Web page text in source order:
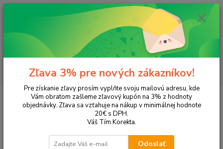
Hľadať
ks
za 0,00 EUR
Tonery a náplne do tlačiarní Canon i-Sensys MF 4580
i-Sensys MF 4580
Upresniť parametre
Zľava 3% pre nových zákazníkov!
Pre získanie zľavy prosím vyplňte svoju mailovú adresu, kde
Vám obratom zašleme zľavový kupón na 3% z hodnoty
objednávky. Zľava sa vzťahuje na nákup v minimálnej hodnote
20€ s DPH.
Váš Tím Korekta.
Odoslať